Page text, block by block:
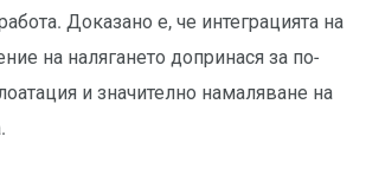
Доказано е, че интеграцията на
на налягането допринася за по-
и значително намаляване на